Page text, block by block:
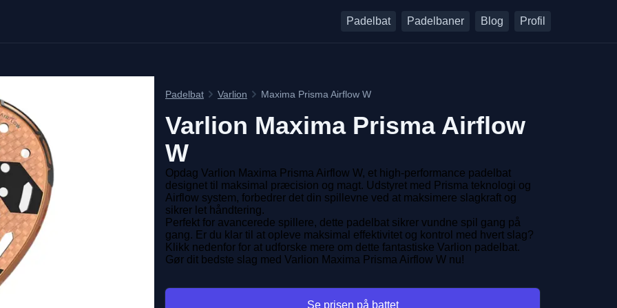
Padelbat Padelbaner Blog Profil
Padelbat Varlion Maxima Prisma Airflow W
Varlion Maxima Prisma Airflow
W
Opdag Varlion Maxima Prisma Airflow W, et high-performance padelbat
designet til maksimal præcision og magt. Udstyret med Prisma teknologi og
Airflow system, forbedrer det din spillevne ved at maksimere slagkraft og
sikrer let håndtering.
Perfekt for avancerede spillere, dette padelbat sikrer vundne spil gang på
gang. Er du klar til at opleve maksimal effektivitet og kontrol med hvert slag?
Klikk nedenfor for at udforske mere om dette fantastiske Varlion padelbat.
Gør dit bedste slag med Varlion Maxima Prisma Airflow W nu!
Se prisen på battet